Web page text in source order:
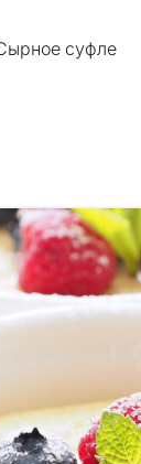
суфле